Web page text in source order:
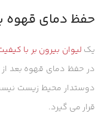
حفظ دمای قهوه
یک لیوان بیرون بر با
در حفظ دمای قهوه بعد
دوستدار محیط زیست
قرار می گیرد.